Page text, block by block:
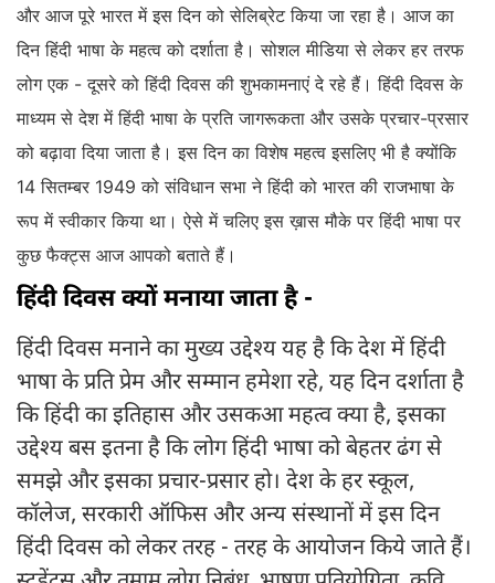
और आज पूरे भारत में इस दिन को सेलिब्रेट किया जा रहा है। आज का
दिन हिंदी भाषा के महत्व को दर्शाता है। सोशल मीडिया से लेकर हर तरफ
लोग एक - दूसरे को हिंदी दिवस की शुभकामनाएं दे रहे हैं। हिंदी दिवस के
माध्यम से देश में हिंदी भाषा के प्रति जागरूकता और उसके प्रचार-प्रसार
को बढ़ावा दिया जाता है। इस दिन का विशेष महत्व इसलिए भी है क्योंकि
14 सितम्बर 1949 को संविधान सभा ने हिंदी को भारत की राजभाषा के
रूप में स्वीकार किया था। ऐसे में चलिए इस ख़ास मौके पर हिंदी भाषा पर
कुछ फैक्ट्स आज आपको बताते हैं।
हिंदी दिवस क्यों मनाया जाता है -
हिंदी दिवस मनाने का मुख्य उद्देश्य यह है कि देश में हिंदी
भाषा के प्रति प्रेम और सम्मान हमेशा रहे, यह दिन दर्शाता है
कि हिंदी का इतिहास और उसकआ महत्व क्या है, इसका
उद्देश्य बस इतना है कि लोग हिंदी भाषा को बेहतर ढंग से
समझे और इसका प्रचार-प्रसार हो। देश के हर स्कूल,
कॉलेज, सरकारी ऑफिस और अन्य संस्थानों में इस दिन
हिंदी दिवस को लेकर तरह - तरह के आयोजन किये जाते हैं।